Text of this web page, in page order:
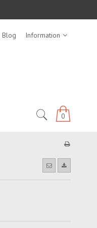
Blog Information
0